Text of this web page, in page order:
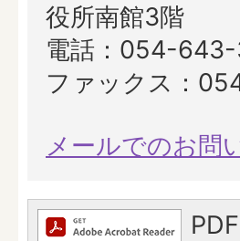
役所南館3階
電話：054-
ファックス：
メールでのお問